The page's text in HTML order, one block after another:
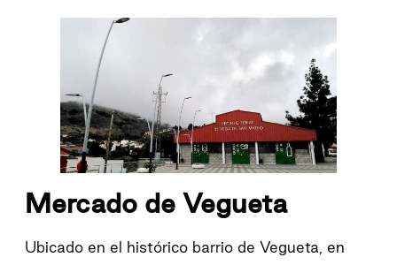
Mercado de Vegueta
Ubicado en el histórico barrio de Vegueta, en